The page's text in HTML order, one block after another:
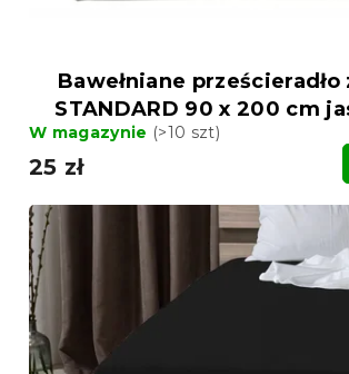
Bawełniane prześcieradło
STANDARD 90 x 200 cm
W magazynie (>10 szt)
25 zł